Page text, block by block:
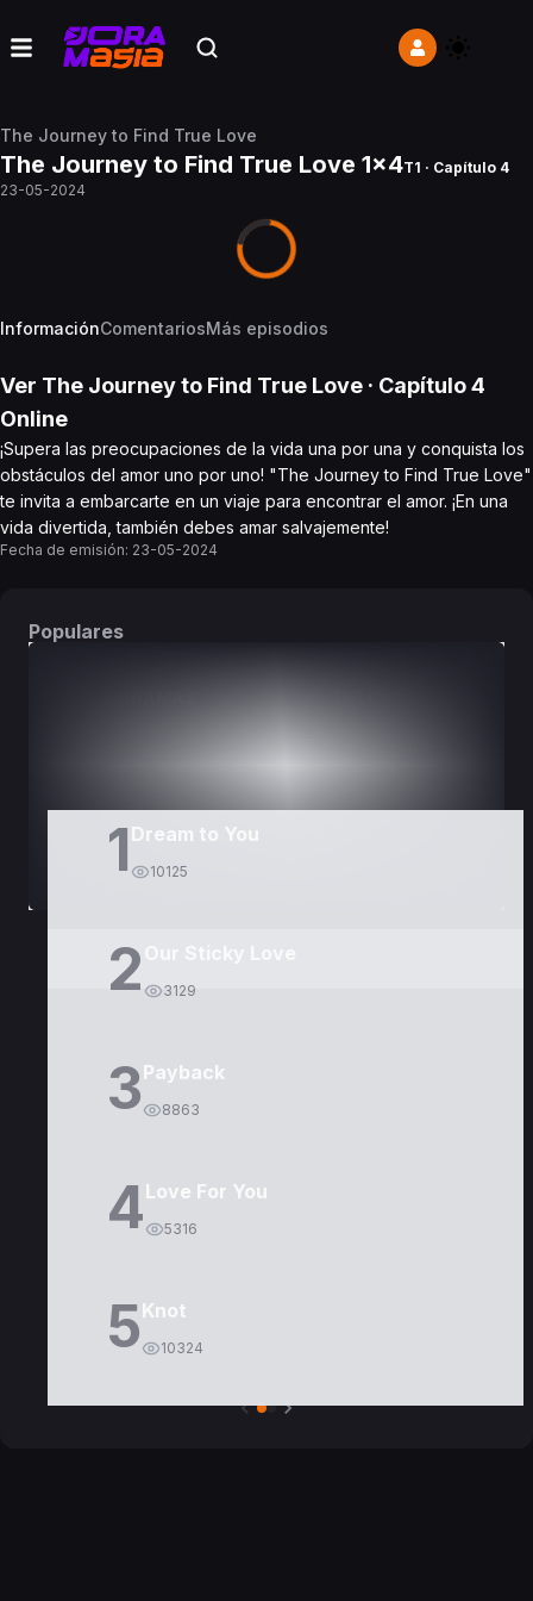
The Journey to Find True Love
The Journey to Find True Love 1x4T1 · Capítulo 4
23-05-2024
InformaciónComentariosMás episodios
Ver The Journey to Find True Love · Capítulo4
Online
¡Supera las preocupaciones de la vida una por una y conquista los
obstáculos del amor uno por uno! "The Journey to Find True Love"
te invita a embarcarte en un viaje para encontrar el amor. ¡En una
vida divertida, también debes amar salvajemente!
Fecha de emisión: 23-05-2024
Populares
1 Dream to You
10125
2 3129
3Payback
8863
4Love For You
5316
5Knot
10324